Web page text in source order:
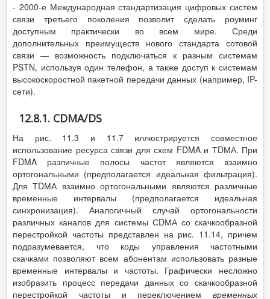
- 2000-е Международная стандартизация цифровых систем
связи третьего поколения позволит сделать роуминг
доступным практически во всем мире. Среди
дополнительных преимуществ нового стандарта сотовой
связи — возможность подключаться к разным системам
PSTN, используя один телефон, а также доступ к системам
высокоскоростной пакетной передачи данных (например, IP-
сети).
12.8.1. CDMA/DS
На рис. 11.3 и 11.7 иллюстрируется совместное
использование ресурса связи для схем FDMA и ТDМА. При
FDMA различные полосы частот являются взаимно
ортогональными (предполагается идеальная фильтрация).
Для ТDМА взаимно ортогональными являются различные
временные интервалы (предполагается идеальная
синхронизация). Аналогичный случай ортогональности
различных каналов для системы СDМА со скачкообразной
перестройкой частоты представлен на рис. 11.14, причем
подразумевается, что коды управления частотными
скачками позволяют всем абонентам использовать разные
временные интервалы и частоты. Графически несложно
изобразить процесс передачи данных со скачкообразной
перестройкой частоты и переключением временных